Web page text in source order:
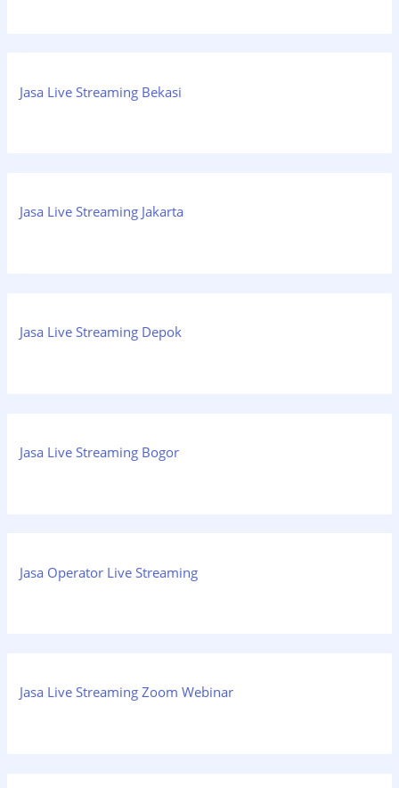
Jasa Live Streaming Bekasi
Jasa Live Streaming Jakarta
Jasa Live Streaming Depok
Jasa Live Streaming Bogor
Jasa Operator Live Streaming
Jasa Live Streaming Zoom Webinar